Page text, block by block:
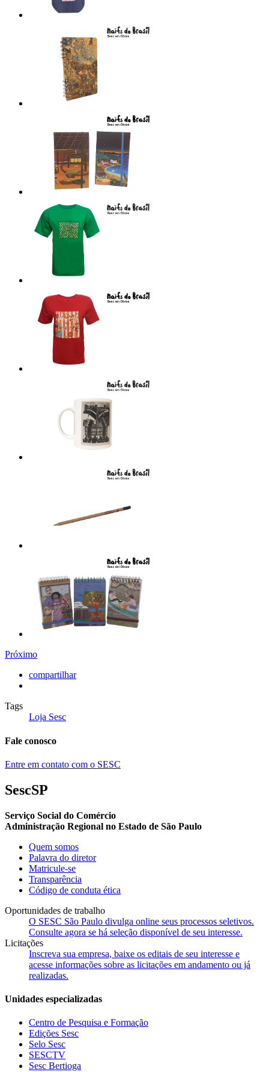
Próximo
compartilhar
Tags
Loja Sesc
Fale conosco
Entre em contato com o SESC
SescSP
Serviço Social do Comércio
Administração Regional no Estado de São Paulo
Quem somos
Palavra do diretor
Matricule-se
Transparência
Código de conduta ética
Oportunidades de trabalho
O SESC São Paulo divulga online seus processos seletivos.
Consulte agora se há seleção disponível de seu interesse.
Licitações
Inscreva sua empresa, baixe os editais de seu interesse e
acesse informações sobre as licitações em andamento ou já
realizadas.
Unidades especializadas
Centro de Pesquisa e Formação
Edições Sesc
Selo Sesc
SESCTV
Sesc Bertioga